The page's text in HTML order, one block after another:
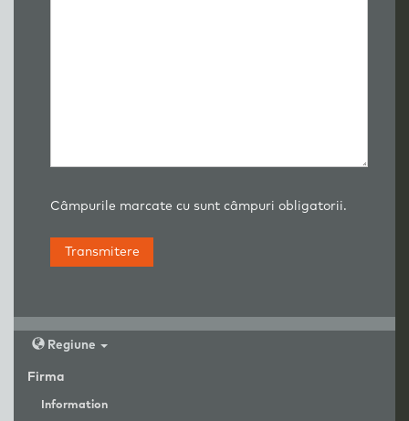
Câmpurile marcate cu sunt câmpuri obligatorii.
Regiune
Firma
Information